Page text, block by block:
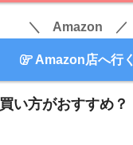
＼ Amazon ／
Amazon店へ行く
い方がおすすめ？